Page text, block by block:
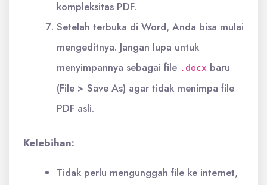
kompleksitas PDF.
Setelah terbuka di Word, Anda bisa mulai
mengeditnya. Jangan lupa untuk
menyimpannya sebagai file .docx baru
(File > Save As) agar tidak menimpa file
PDF asli.
Kelebihan:
Tidak perlu mengunggah file ke internet,